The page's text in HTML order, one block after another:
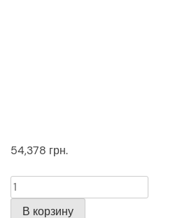
54,378 грн.
Количество
В корзину